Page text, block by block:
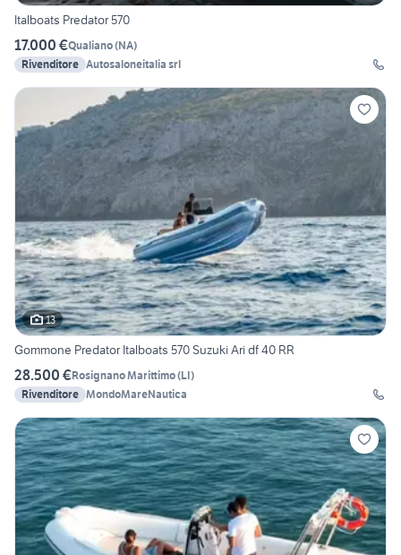
Italboats Predator 570
17.000 €Qualiano(NA)
Rivenditore Autosaloneitalia srl
13
Gommone Predator Italboats 570 Suzuki Ari df 40 RR
28.500 €Rosignano Marittimo(LI)
Rivenditore MondoMareNautica